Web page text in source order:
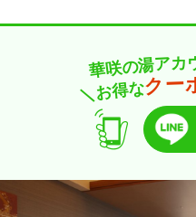
華咲の湯アカ
＼お得なク ー